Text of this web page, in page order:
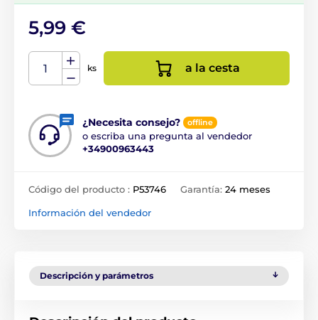
5,99 €
ks a la cesta
¿Necesita consejo? offline
o escriba una pregunta al vendedor
+34900963443
Código del producto : P53746 Garantía: 24 meses
Información del vendedor
Descripción y parámetros